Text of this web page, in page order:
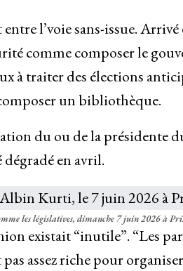
l’voie sans-issue.
comme composer le
à traiter des élections
un bibliothèque.
du ou de la présidente
en avril.
les législatives, dimanche 7 juin 2026 à
existait “inutile”. “Les
assez riche pour